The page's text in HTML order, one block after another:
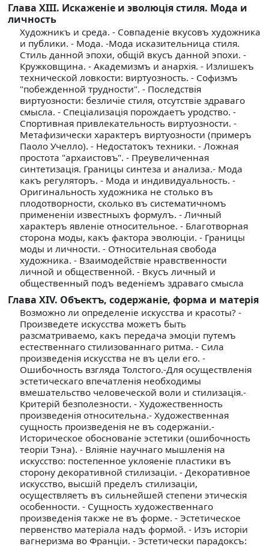
Глава XIII. Искаженiе и эволюцiя стиля. Мода и
личность
Художникъ и среда. - Совпаденiе вкусовъ художника
и публики. - Мода. -Мода исказительница стиля.
Стиль данной эпохи, общiй вкусъ данной эпохи. -
Кружковщина. - Академизмъ и анархiя. - Излишекъ
технической ловкости: виртуозность. - Софизмъ
"побежденной трудности". - Последствiя
виртуозности: безличiе стиля, отсутствiе здраваго
смысла. - Спецiализацiя порождаетъ уродство. -
Спортивная привлекательность виртуозности. -
Метафизически характеръ виртуозности (примеръ
Паоло Учелло). - Недостатокъ техники. - Ложная
простота "архаистовъ". - Преувеличенная
синтетизацiя. Границы синтеза и анализа.- Мода
какъ регуляторъ. - Мода и индивидуальность. -
Оригинальность художника не столько въ
плодотворности, сколько въ систематичномъ
примененiи известныхъ формулъ. - Личный
характеръ явленiе относительное. - Благотворная
сторона моды, какъ фактора эволюцiи. - Границы
моды и личности. - Относительная свобода
художника. - Взаимодействiе нравственности
личной и общественной. - Вкусъ личный и
общественный подъ веденiемъ здраваго смысла
Глава XIV. Объектъ, содержанiе, форма и матерiя
Возможно ли определенiе искусства и красоты? -
Произведете искусства можетъ быть
разсматриваемо, какъ передача эмоцiи путемъ
естественнаго стилизованнаго ритма. - Сила
произведенiя искусства не въ цели его. -
Ошибочность взгляда Толстого.-Для осуществленiя
эстетическаго впечатленiя необходимы
вмешательство человеческой воли и стилизацiя.-
Критерiй безполезности. - Художественность
произведенiя относительна.- Художественная
сущность произведенiя не въ содержанiи.-
Историческое обоснованiе эстетики (ошибочность
теорiи Тэна). - Влiянiе научнаго мышленiя на
искусство: постепенное уклояенiе пластики въ
сторону декоративной стилизацiи. - Декоративное
искусство, высшiй пределъ стилизацiи,
осуществляетъ въ сильнейшей степени этическiя
особенности. - Сущность художественнаго
произведенiя также не въ форме. - Эстетическое
первенство матерiала надъ формой. - Изъ исторiи
вагнеризма во Францiи. - Эстетически парадоксъ: